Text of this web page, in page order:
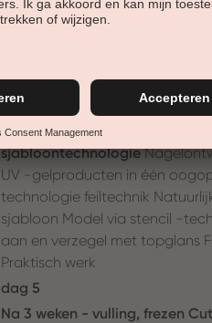
dag 3
Overzicht, kennis van
mogelijke toepassingen
fullcolor en zegel Mogelijke
dag 4
sjabloontechnologie
UV -gelproducten in één
technologie feiltechnik
sjabloon Model via stencil -
aan en verzegel met topglans
Praktisch werk
dag 5
Na 3 weken - vulling, frezen